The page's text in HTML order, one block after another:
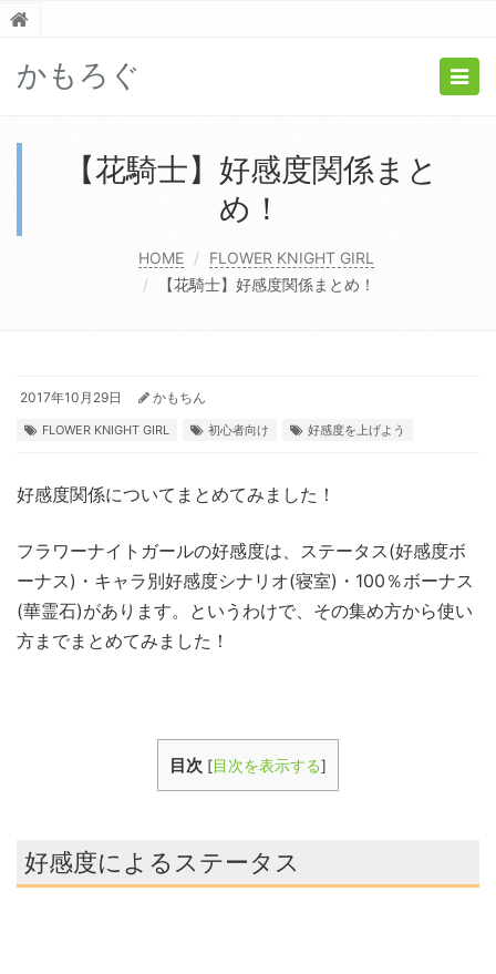
かもろぐ
【花騎士】好感度関係まと
め！
HOME
FLOWER KNIGHT GIRL
【花騎士】好感度関係まとめ！
2017年10月29日 かもちん
FLOWER KNIGHT GIRL 初心者向け 好感度を上げよう
好感度関係についてまとめてみました！
フラワーナイトガールの好感度は、ステータス(好感度ボ
ーナス)・キャラ別好感度シナリオ(寝室)・100％ボーナス
(華霊石)があります。というわけで、その集め方から使い
方までまとめてみました！
目次 [目次を表示する]
好感度によるステータス